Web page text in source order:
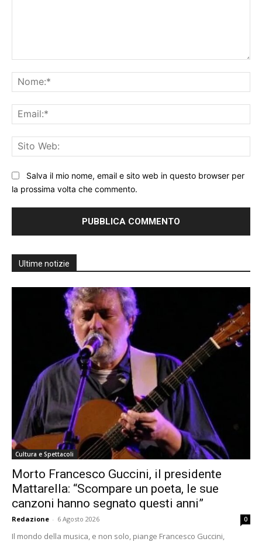
Salva il mio nome, email e sito web in questo browser per
la prossima volta che commento.
Ultime notizie
Cultura e Spettacoli
Morto Francesco Guccini, il presidente
Mattarella: “Scompare un poeta, le sue
canzoni hanno segnato questi anni”
Redazione - 6 Agosto 2026 0
Il mondo della musica, e non solo, piange Francesco Guccini,